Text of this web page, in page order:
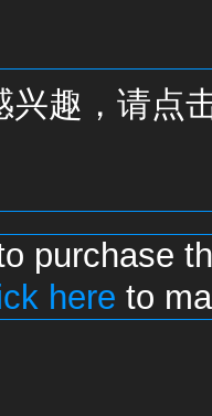
兴趣，请点
purchase
here to